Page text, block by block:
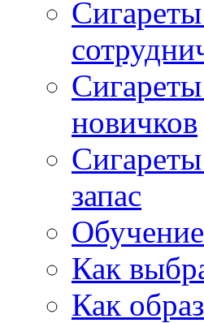
новичков
запас
Как
Как